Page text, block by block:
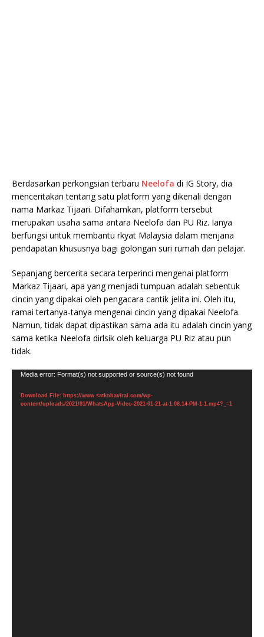
Berdasarkan perkongsian terbaru Neelofa di IG Story, dia
menceritakan tentang satu platform yang dikenali dengan
nama Markaz Tijaari. Difahamkan, platform tersebut
merupakan usaha sama antara Neelofa dan PU Riz. Ianya
berfungsi untuk membantu rkyat Malaysia dalam menjana
pendapatan khususnya bagi golongan suri rumah dan pelajar.
Sepanjang bercerita secara terperinci mengenai platform
Markaz Tijaari, apa yang menjadi tumpuan adalah sebentuk
cincin yang dipakai oleh pengacara cantik jelita ini. Oleh itu,
ramai tertanya-tanya mengenai cincin yang dipakai Neelofa.
Namun, tidak dapat dipastikan sama ada itu adalah cincin yang
sama ketika Neelofa dirlsik oleh keluarga PU Riz atau pun
tidak.
Video
Media error: Format(s) not supported or source(s) not found
Download File: https://www.satkobaviral.com/wp-
content/uploads/2021/01/WhatsApp-Video-2021-01-21-at-1.08.14-PM-1-1.mp4?_=1